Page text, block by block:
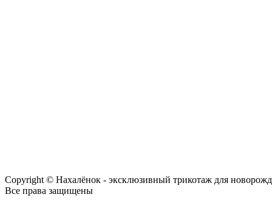
Copyright © Нахалёнок - эксклюзивный трикотаж для
Все права защищены